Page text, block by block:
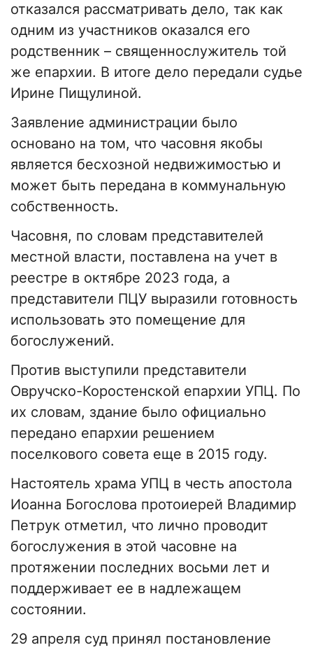
отказался рассматривать дело, так как
одним из участников оказался его
родственник – священнослужитель той
же епархии. В итоге дело передали судье
Ирине Пищулиной.
Заявление администрации было
основано на том, что часовня якобы
является бесхозной недвижимостью и
может быть передана в коммунальную
собственность.
Часовня, по словам представителей
местной власти, поставлена на учет в
реестре в октябре 2023 года, а
представители ПЦУ выразили готовность
использовать это помещение для
богослужений.
Против выступили представители
Овручско-Коростенской епархии УПЦ. По
их словам, здание было официально
передано епархии решением
поселкового совета еще в 2015 году.
Настоятель храма УПЦ в честь апостола
Иоанна Богослова протоиерей Владимир
Петрук отметил, что лично проводит
богослужения в этой часовне на
протяжении последних восьми лет и
поддерживает ее в надлежащем
состоянии.
29 апреля суд принял постановление